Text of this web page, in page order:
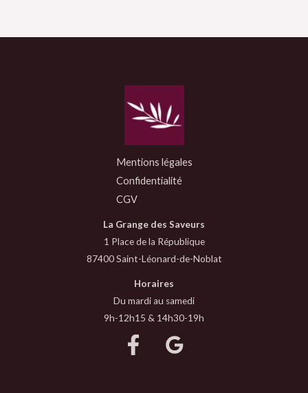
Mentions légales
Confidentialité
CGV
La Grange des Saveurs
1 Place de la République
87400 Saint-Léonard-de-Noblat
Horaires
Du mardi au samedi
9h-12h15 & 14h30-19h